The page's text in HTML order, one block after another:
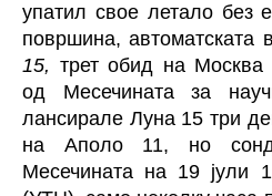
упатил свое летало без
површина, автоматската
15, трет обид на Москва
од Месечината за
лансирале Луна 15 три
на Аполо 11, но
Месечината на 19 јули